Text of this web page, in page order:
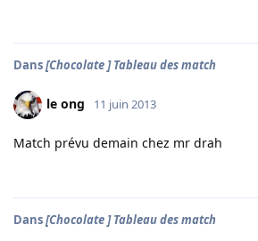
Dans[Chocolate ] Tableau des match
le ong 11 juin 2013
Match prévu demain chez mr drah
Dans[Chocolate ] Tableau des match